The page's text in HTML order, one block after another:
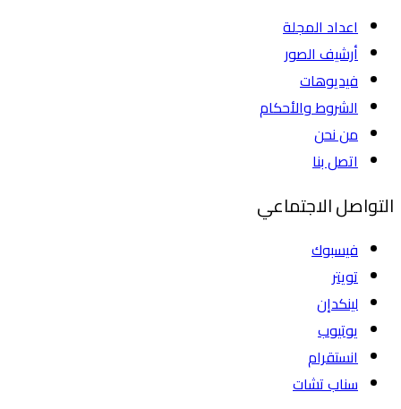
اعداد المجلة
أرشيف الصور
فيديوهات
الشروط والأحكام
من نحن
اتصل بنا
التواصل الاجتماعي
فيسبوك
تويتر
لينكدإن
يوتيوب
انستقرام
سناب تشات